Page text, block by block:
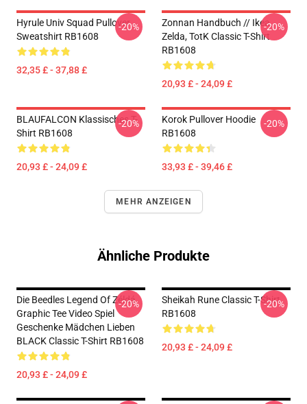
Hyrule Univ Squad Pullover
Sweatshirt RB1608
32,35 £ - 37,88 £
-20%
Zonnan Handbuch // Ikea,
Zelda, TotK Classic T-Shirt
RB1608
20,93 £ - 24,09 £
-20%
BLAUFALCON Klassisches T-
Shirt RB1608
20,93 £ - 24,09 £
-20%
Korok Pullover Hoodie
RB1608
33,93 £ - 39,46 £
-20%
MEHR ANZEIGEN
Ähnliche Produkte
Die Beedles Legend Of Zéldá
Graphic Tee Video Spiel
Geschenke Mädchen Lieben
BLACK Classic T-Shirt RB1608
20,93 £ - 24,09 £
-20%
Sheikah Rune Classic T-Shirt
RB1608
20,93 £ - 24,09 £
-20%